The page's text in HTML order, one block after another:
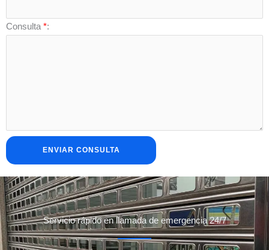
Consulta *:
Servicio rápido en llamada de emergencia 24/7